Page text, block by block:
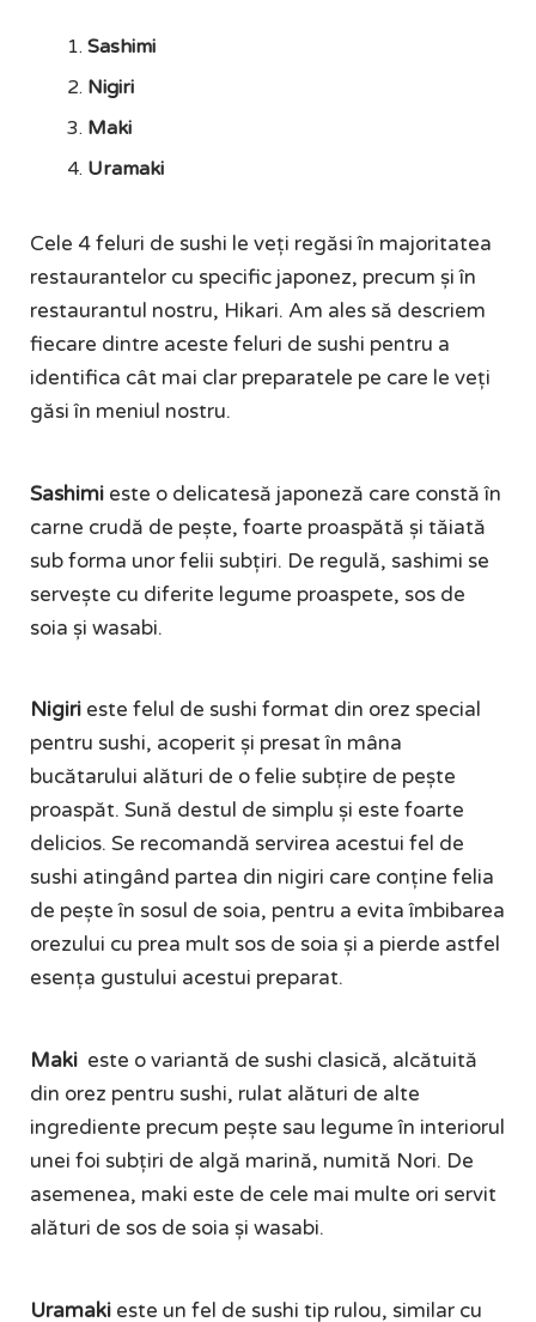
Sashimi
Nigiri
Maki
Uramaki
Cele 4 feluri de sushi le veți regăsi în majoritatea
restaurantelor cu specific japonez, precum și în
restaurantul nostru, Hikari. Am ales să descriem
fiecare dintre aceste feluri de sushi pentru a
identifica cât mai clar preparatele pe care le veți
găsi în meniul nostru.
Sashimi este o delicatesă japoneză care constă în
carne crudă de pește, foarte proaspătă și tăiată
sub forma unor felii subțiri. De regulă, sashimi se
servește cu diferite legume proaspete, sos de
soia și wasabi.
Nigiri este felul de sushi format din orez special
pentru sushi, acoperit și presat în mâna
bucătarului alături de o felie subțire de pește
proaspăt. Sună destul de simplu și este foarte
delicios. Se recomandă servirea acestui fel de
sushi atingând partea din nigiri care conține felia
de pește în sosul de soia, pentru a evita îmbibarea
orezului cu prea mult sos de soia și a pierde astfel
esența gustului acestui preparat.
Maki este o variantă de sushi clasică, alcătuită
din orez pentru sushi, rulat alături de alte
ingrediente precum pește sau legume în interiorul
unei foi subțiri de algă marină, numită Nori. De
asemenea, maki este de cele mai multe ori servit
alături de sos de soia și wasabi.
Uramaki este un fel de sushi tip rulou, similar cu